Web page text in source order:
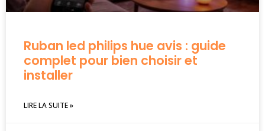
Ruban led philips hue avis : guide
complet pour bien choisir et
installer
LIRE LA SUITE »